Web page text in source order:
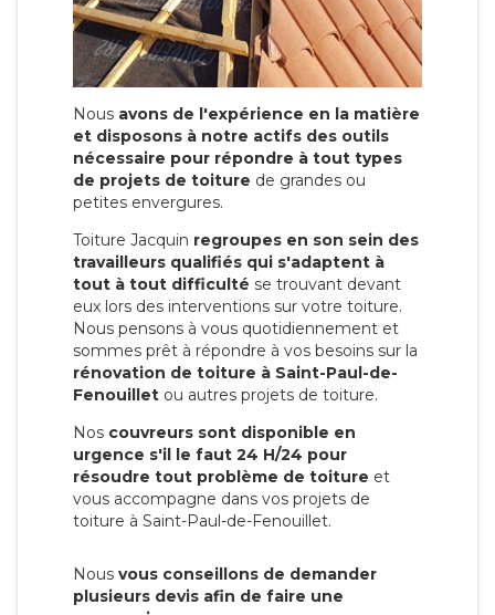
Nous avons de l'expérience en la matière
et disposons à notre actifs des outils
nécessaire pour répondre à tout types
de projets de toiture de grandes ou
petites envergures.
Toiture Jacquin regroupes en son sein des
travailleurs qualifiés qui s'adaptent à
tout à tout difficulté se trouvant devant
eux lors des interventions sur votre toiture.
Nous pensons à vous quotidiennement et
sommes prêt à répondre à vos besoins sur la
rénovation de toiture à Saint-Paul-de-
Fenouillet ou autres projets de toiture.
Nos couvreurs sont disponible en
urgence s'il le faut 24 H/24 pour
résoudre tout problème de toiture et
vous accompagne dans vos projets de
toiture à Saint-Paul-de-Fenouillet.
Nous vous conseillons de demander
plusieurs devis afin de faire une